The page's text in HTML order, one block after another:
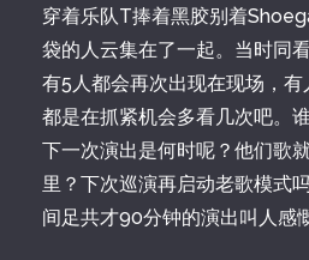
穿着乐队T捧着黑胶别着
袋的人云集在了一起。当时同
有5人都会再次出现在现场，
都是在抓紧机会多看几次吧。
下一次演出是何时呢？他们歌
里？下次巡演再启动老歌模式
间足共才90分钟的演出叫人感